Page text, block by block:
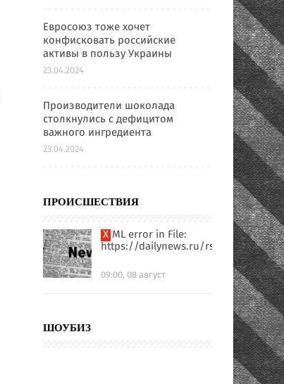
Евросоюз тоже хочет
конфисковать российские
активы в пользу Украины
23.04.2024
Производители шоколада
столкнулись с дефицитом
важного ингредиента
23.04.2024
ПРОИСШЕСТВИЯ
XML error in File:
https://dailynews.ru/rssfull.xml
09:00, 08 август
ШОУБИЗ